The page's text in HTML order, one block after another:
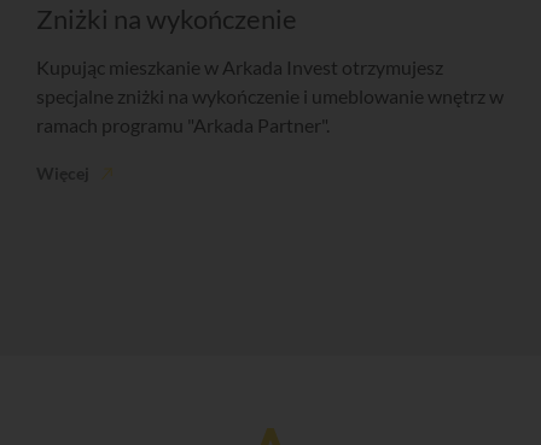
Zniżki na wykończenie
Kupując mieszkanie w Arkada Invest otrzymujesz
specjalne zniżki na wykończenie i umeblowanie wnętrz w
ramach programu "Arkada Partner".